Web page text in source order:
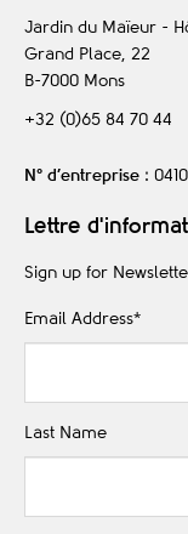
Jardin du Maïeur -
Grand Place, 22
B-7000 Mons
+32 (0)65 84 70 44
N° d’entreprise :
Lettre
Sign up for
Email Address*
Last Name